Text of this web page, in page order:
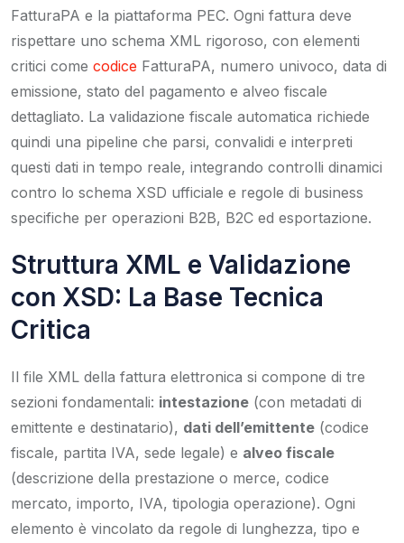
FatturaPA e la piattaforma PEC. Ogni fattura deve
rispettare uno schema XML rigoroso, con elementi
critici come codice FatturaPA, numero univoco, data di
emissione, stato del pagamento e alveo fiscale
dettagliato. La validazione fiscale automatica richiede
quindi una pipeline che parsi, convalidi e interpreti
questi dati in tempo reale, integrando controlli dinamici
contro lo schema XSD ufficiale e regole di business
specifiche per operazioni B2B, B2C ed esportazione.
Struttura XML e Validazione
con XSD: La Base Tecnica
Critica
Il file XML della fattura elettronica si compone di tre
sezioni fondamentali: intestazione (con metadati di
emittente e destinatario), dati dell’emittente (codice
fiscale, partita IVA, sede legale) e alveo fiscale
(descrizione della prestazione o merce, codice
mercato, importo, IVA, tipologia operazione). Ogni
elemento è vincolato da regole di lunghezza, tipo e